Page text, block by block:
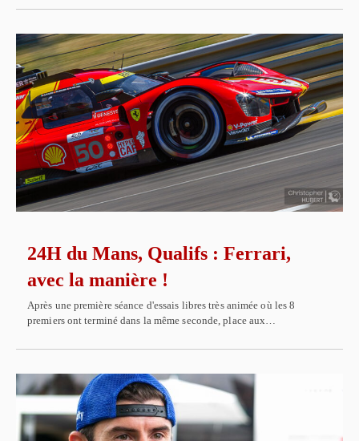
24H du Mans, Qualifs : Ferrari,
avec la manière !
Après une première séance d'essais libres très animée où les 8
premiers ont terminé dans la même seconde, place aux…